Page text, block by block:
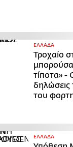
ΕΛΛΑΔΑ
Τροχαίο
τίποτα» -
του
ΕΛΛΑΔΑ